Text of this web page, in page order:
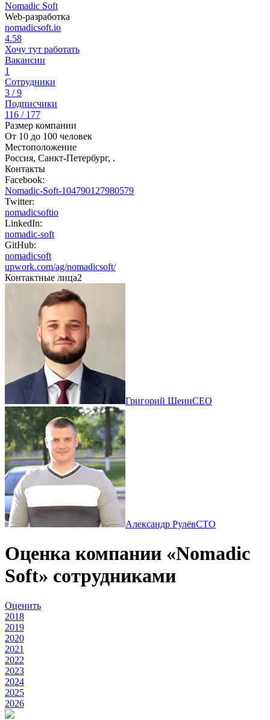
Nomadic Soft
Web-разработка
nomadicsoft.io
4.58
Хочу тут работать
Вакансии
1
Сотрудники
3 / 9
Подписчики
116 / 177
Размер компании
От 10 до 100 человек
Местоположение
Россия, Санкт-Петербург, .
Контакты
Facebook:
Nomadic-Soft-104790127980579
Twitter:
nomadicsoftio
LinkedIn:
nomadic-soft
GitHub:
nomadicsoft
upwork.com/ag/nomadicsoft/
Контактные лица2
Григорий ШеинCEO
Александр РулёвCTO
Оценка компании «Nomadic
Soft» сотрудниками
Оценить
2018
2019
2020
2021
2022
2023
2024
2025
2026